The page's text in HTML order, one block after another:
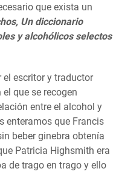
que exista un
Un diccionario
y alcohólicos selectos
el escritor y traductor
que se recogen
entre el alcohol y
enteramos que Francis
beber ginebra obtenía
Patricia Highsmith era
de trago en trago y ello